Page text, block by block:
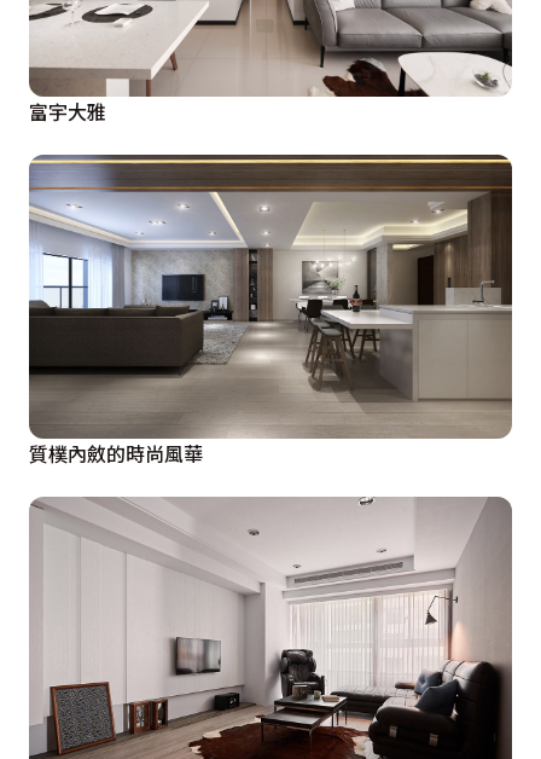
富宇大雅
質樸內斂的時尚風華